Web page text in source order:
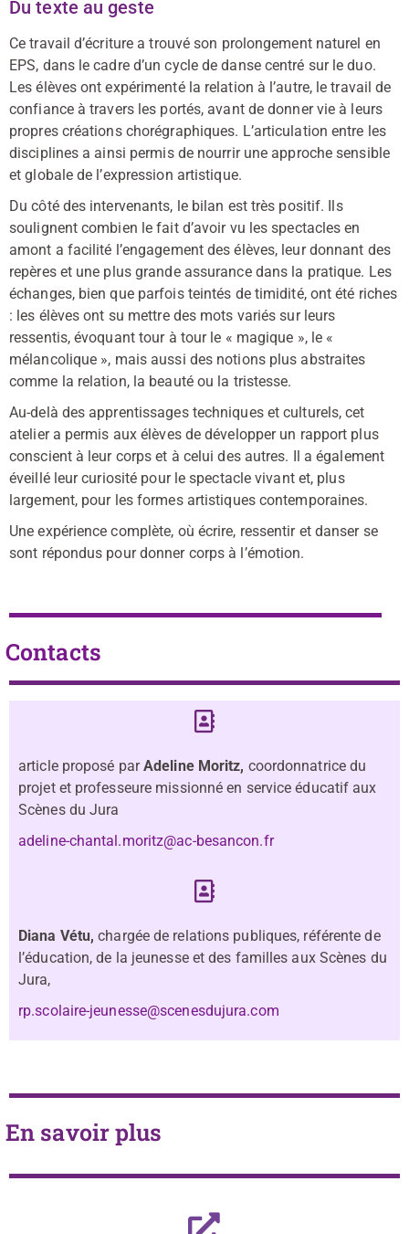
Du texte au geste
Ce travail d’écriture a trouvé son prolongement naturel en
EPS, dans le cadre d’un cycle de danse centré sur le duo.
Les élèves ont expérimenté la relation à l’autre, le travail de
confiance à travers les portés, avant de donner vie à leurs
propres créations chorégraphiques. L’articulation entre les
disciplines a ainsi permis de nourrir une approche sensible
et globale de l’expression artistique.
Du côté des intervenants, le bilan est très positif. Ils
soulignent combien le fait d’avoir vu les spectacles en
amont a facilité l’engagement des élèves, leur donnant des
repères et une plus grande assurance dans la pratique. Les
échanges, bien que parfois teintés de timidité, ont été riches
: les élèves ont su mettre des mots variés sur leurs
ressentis, évoquant tour à tour le « magique », le «
mélancolique », mais aussi des notions plus abstraites
comme la relation, la beauté ou la tristesse.
Au-delà des apprentissages techniques et culturels, cet
atelier a permis aux élèves de développer un rapport plus
conscient à leur corps et à celui des autres. Il a également
éveillé leur curiosité pour le spectacle vivant et, plus
largement, pour les formes artistiques contemporaines.
Une expérience complète, où écrire, ressentir et danser se
sont répondus pour donner corps à l’émotion.
Contacts
article proposé parAdeline Moritz, coordonnatrice du
projet et professeure missionné en service éducatif aux
Scènes du Jura
adeline-chantal.moritz@ac-besancon.fr
Diana Vétu, chargée de relations publiques, référente de
l’éducation, de la jeunesse et des familles aux Scènes du
Jura,
rp.scolaire-jeunesse@scenesdujura.com
En savoir plus